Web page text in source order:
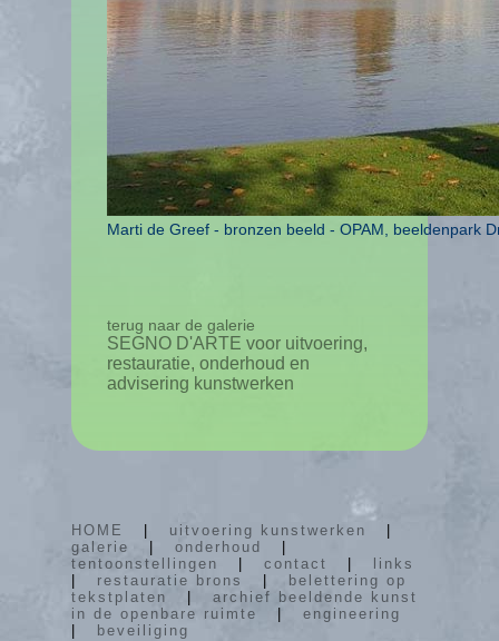
Marti de Greef - bronzen beeld - OPAM, beeldenpark
terug naar de galerie
SEGNO D'ARTE voor uitvoering,
restauratie, onderhoud en
advisering kunstwerken
HOME uitvoering kunstwerken
galerie
onderhoud
tentoonstellingen
contact
links
restauratie brons
belettering op
tekstplaten
archief beeldende kunst
in de openbare ruimte
engineering
beveiliging